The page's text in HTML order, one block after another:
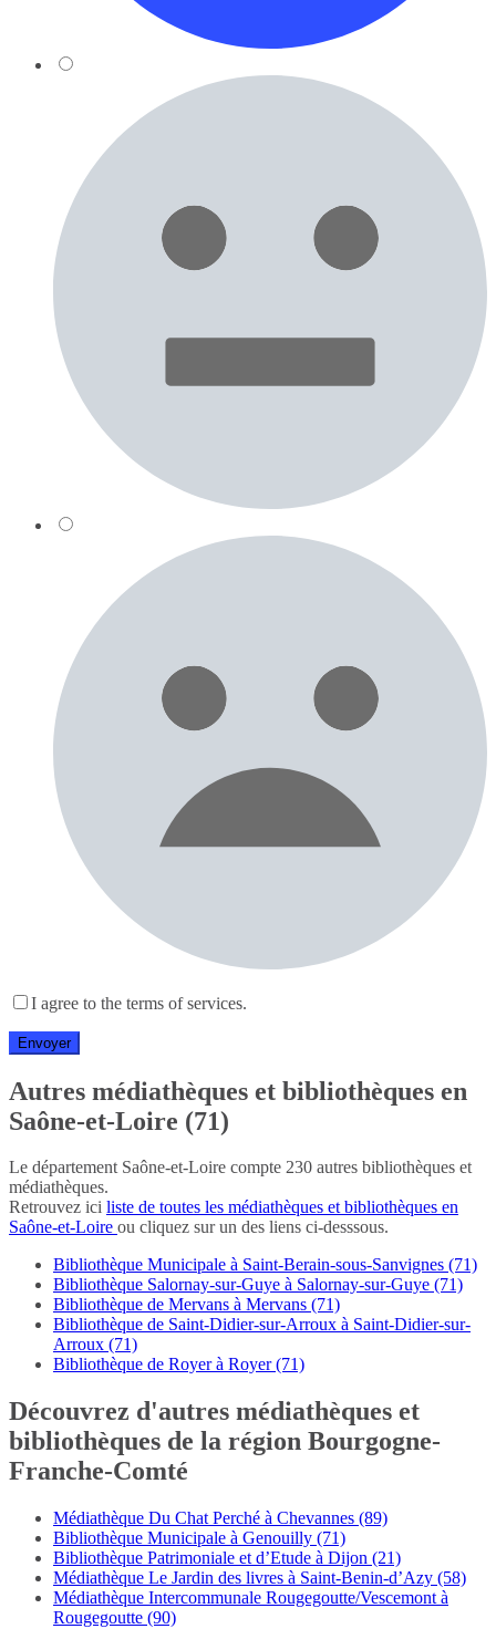
I agree to the terms of services.
Autres médiathèques et bibliothèques en
Saône-et-Loire (71)
Le département Saône-et-Loire compte 230 autres bibliothèques et
médiathèques.
Retrouvez ici liste de toutes les médiathèques et bibliothèques en
Saône-et-Loire ou cliquez sur un des liens ci-desssous.
Bibliothèque Municipale à Saint-Berain-sous-Sanvignes (71)
Bibliothèque Salornay-sur-Guye à Salornay-sur-Guye (71)
Bibliothèque de Mervans à Mervans (71)
Bibliothèque de Saint-Didier-sur-Arroux à Saint-Didier-sur-
Arroux (71)
Bibliothèque de Royer à Royer (71)
Découvrez d'autres médiathèques et
bibliothèques de la région Bourgogne-
Franche-Comté
Médiathèque Du Chat Perché à Chevannes (89)
Bibliothèque Municipale à Genouilly (71)
Bibliothèque Patrimoniale et d’Etude à Dijon (21)
Médiathèque Le Jardin des livres à Saint-Benin-d’Azy (58)
Médiathèque Intercommunale Rougegoutte/Vescemont à
Rougegoutte (90)